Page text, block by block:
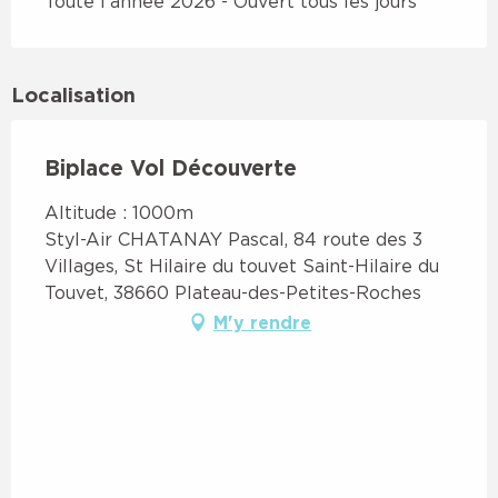
Localisation
Biplace Vol Découverte
Altitude : 1000m
Styl-Air CHATANAY Pascal, 84 route des 3
Villages, St Hilaire du touvet Saint-Hilaire du
Touvet, 38660 Plateau-des-Petites-Roches
M'y rendre